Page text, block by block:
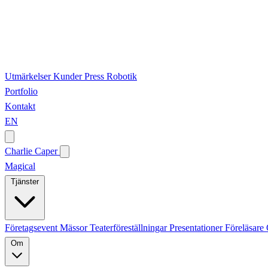
UtmärkelserKunderPress Robotik
Portfolio
Kontakt
EN
Charlie Caper
Magical
Tjänster
Företagsevent MässorTeaterföreställningarPresentationerFöreläsare